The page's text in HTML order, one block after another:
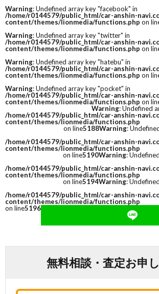
Warning: Undefined array key "facebook" in
/home/r0144579/public_html/car-anshin-
content/themes/lionmedia/functions.php on
Warning: Undefined array key "twitter" in
/home/r0144579/public_html/car-anshin-
content/themes/lionmedia/functions.php on
Warning: Undefined array key "hatebu" in
/home/r0144579/public_html/car-anshin-
content/themes/lionmedia/functions.php on
Warning: Undefined array key "pocket" in
/home/r0144579/public_html/car-anshin-
content/themes/lionmedia/functions.php on
Warning: Undefined
/home/r0144579/public_html/car-anshin-
content/themes/lionmedia/functions.php
on line5188Warning:
/home/r0144579/public_html/car-anshin-
content/themes/lionmedia/functions.php
on line5190Warning:
/home/r0144579/public_html/car-anshin-
content/themes/lionmedia/functions.php
on line5194Warning:
/home/r0144579/public_html/car-anshin-
content/themes/lionmedia/functions.php
on line5196
無料相談・査定お申